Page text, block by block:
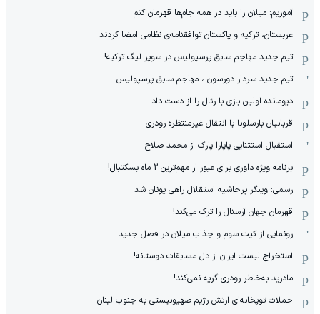
آموریم: میلان را باید در همه جام‌ها قهرمان کنم
عربستان، ترکیه و پاکستان توافقنامه‌ی نظامی امضا کردند
تیم جدید مهاجم سابق پرسپولیس در سوپر لیگ ترکیه!
تیم جدید سردار دورسون ، مهاجم سابق پرسپولیس
دیومانده اولین بازی با رئال را از دست داد
قربانیان بارسلونا با انتقال غیرمنتظره رودری
استقبال استثنایی پاپارا پارک از محمد صلاح
برنامه ویژه داوری برای عبور از مهم‌ترین 2 ماه بسکتبال!
رسمی: وینگر پرحاشیه استقلال راهی یونان شد
قهرمان جهان آرسنال را ترک می‌کند!
رونمایی از کیت سوم و جذاب میلان در فصل جدید
استخراج لیست ایران از دل مسابقات دوستانه!
مادرید به‌خاطر رودری گریه نمی‌کند!
حملات توپخانه‌ای ارتش رژیم صهیونیستی به جنوب لبنان